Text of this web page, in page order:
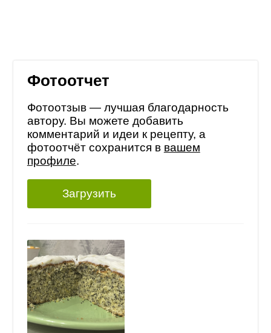
Фотоотчет
Фотоотзыв — лучшая благодарность
автору. Вы можете добавить
комментарий и идеи к рецепту, а
фотоотчёт сохранится в вашем
профиле.
Загрузить